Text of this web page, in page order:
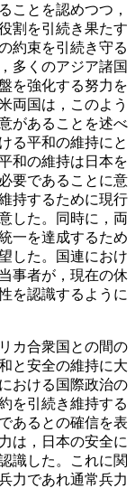
ことを認めつつ，
割を引続き果たす
約束を引続き守る
多くのアジア諸国
を強化する努力を
両国は，このよう
があることを述べ
る平和の維持にと
和の維持は日本を
要であることに意
持するために現行
した。同時に，両
一を達成するため
した。国連におけ
事者が，現在の休
を認識するように
カ合衆国との間の
と安全の維持に大
おける国際政治の
を引続き維持する
あるとの確信を表
は，日本の安全に
識した。これに関
力であれ通常兵力